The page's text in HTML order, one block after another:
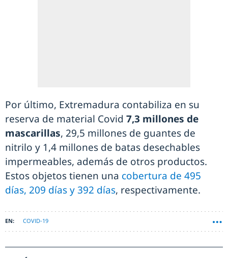
Por último, Extremadura contabiliza en su
reserva de material Covid 7,3 millones de
mascarillas, 29,5 millones de guantes de
nitrilo y 1,4 millones de batas desechables
impermeables, además de otros productos.
Estos objetos tienen una cobertura de 495
días, 209 días y 392 días, respectivamente.
COVID-19